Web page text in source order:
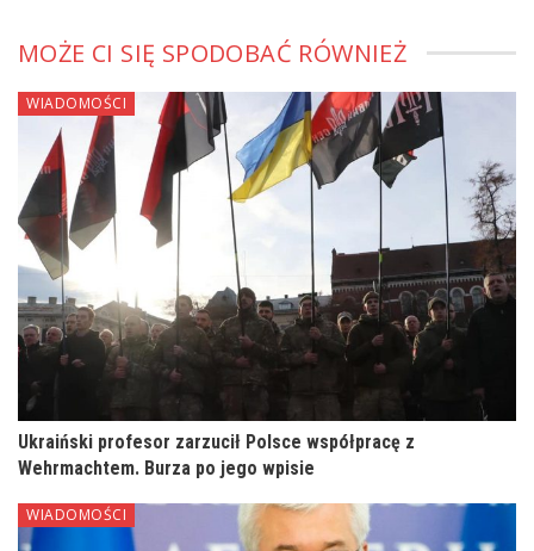
MOŻE CI SIĘ SPODOBAĆ RÓWNIEŻ
WIADOMOŚCI
Ukraiński profesor zarzucił Polsce współpracę z
Wehrmachtem. Burza po jego wpisie
WIADOMOŚCI